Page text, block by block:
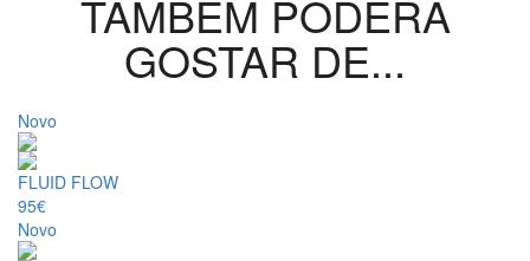
TAMBÉM PODERÁ
GOSTAR DE...
Novo
FLUID FLOW
95€
Novo